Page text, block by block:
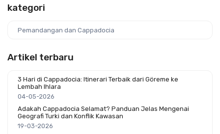
kategori
Pemandangan dan Cappadocia
Artikel terbaru
3 Hari di Cappadocia: Itinerari Terbaik dari Göreme ke
Lembah Ihlara
04-05-2026
Adakah Cappadocia Selamat? Panduan Jelas Mengenai
Geografi Turki dan Konflik Kawasan
19-03-2026